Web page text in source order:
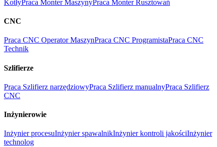
KotłyPraca Monter MaszynyPraca Monter Rusztowań
CNC
Praca CNC Operator MaszynPraca CNC ProgramistaPraca CNC
Technik
Szlifierze
Praca Szlifierz narzędziowyPraca Szlifierz manualnyPraca Szlifierz
CNC
Inżynierowie
Inżynier procesuInżynier spawalnikInżynier kontroli jakościInżynier
technolog